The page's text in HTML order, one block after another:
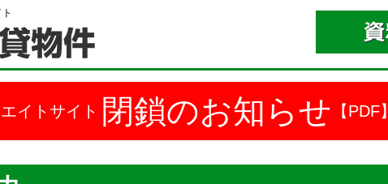
イトサイト 閉鎖のお知らせ 【PDF】